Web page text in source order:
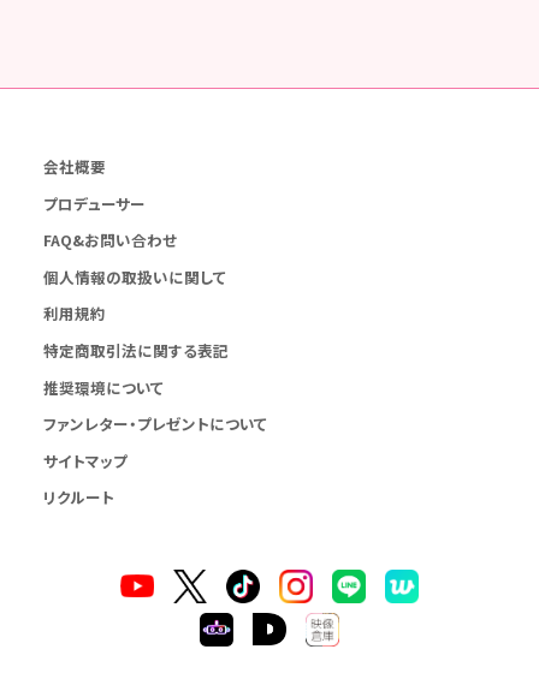
会社概要
プロデューサー
FAQ&お問い合わせ
個人情報の取扱いに関して
利用規約
特定商取引法に関する表記
推奨環境について
ファンレター・プレゼントについて
サイトマップ
リクルート